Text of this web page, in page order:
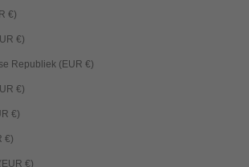
Djibouti (EUR €)
Dominica (EUR €)
Dominicaanse Republiek (EUR €)
Duitsland (EUR €)
Ecuador (EUR €)
Egypte (EUR €)
El Salvador (EUR €)